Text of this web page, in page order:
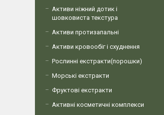
Активи ніжний дотик і
шовковиста текстура
Активи протизапальні
Активи кровообіг і схуднення
Рослинні екстракти(порошки)
Морські екстракти
Фруктові екстракти
Активні косметичні комплекси